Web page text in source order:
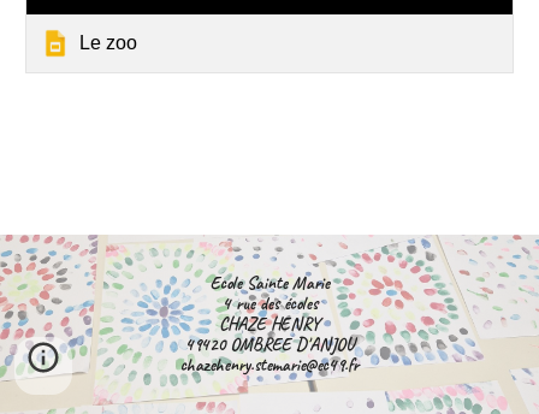
Le zoo
Ecole Sainte Marie
4 rue des écoles
CHAZE HENRY
49420 OMBREE D'ANJOU
chazehenry.stemarie@ec49.fr